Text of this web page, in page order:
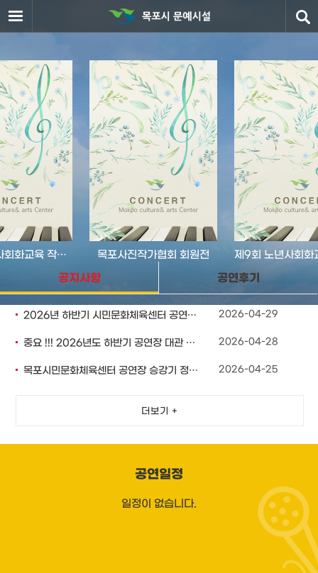
제9회 노년사회화교육 작품전시회.. 목포사진작가협회 회원전
공지사항
2026년 하반기 시민문화체육센터 공연장 대관 제외.. 2026-04-29
중요 !!! 2026년도 하반기 공연장 대관 예약 .. 2026-04-28
목포시민문화체육센터 공연장 승강기 정기점검 안내 2026-04-25
더보기 +
공연후기
공연일정
일정이 없습니다.